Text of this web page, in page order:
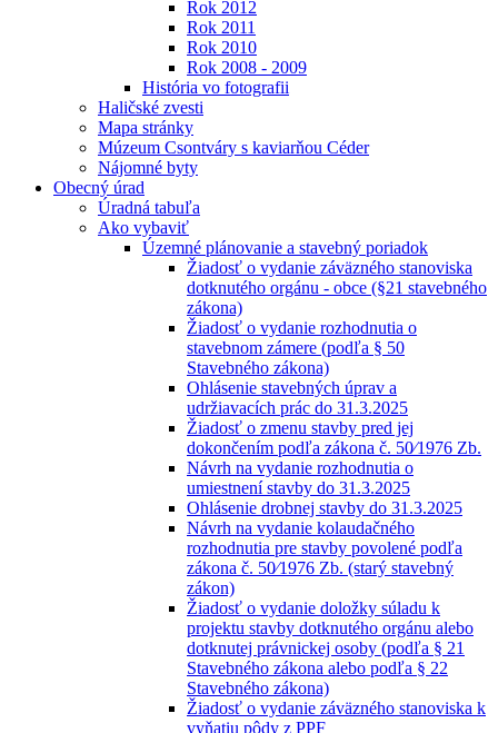
Rok 2012
Rok 2011
Rok 2010
Rok 2008 - 2009
História vo fotografii
Haličské zvesti
Mapa stránky
Múzeum Csontváry s kaviarňou Céder
Nájomné byty
Obecný úrad
Úradná tabuľa
Ako vybaviť
Územné plánovanie a stavebný poriadok
Žiadosť o vydanie záväzného stanoviska
dotknutého orgánu - obce (§21 stavebného
zákona)
Žiadosť o vydanie rozhodnutia o
stavebnom zámere (podľa § 50
Stavebného zákona)
Ohlásenie stavebných úprav a
udržiavacích prác do 31.3.2025
Žiadosť o zmenu stavby pred jej
dokončením podľa zákona č. 50⁄1976 Zb.
Návrh na vydanie rozhodnutia o
umiestnení stavby do 31.3.2025
Ohlásenie drobnej stavby do 31.3.2025
Návrh na vydanie kolaudačného
rozhodnutia pre stavby povolené podľa
zákona č. 50⁄1976 Zb. (starý stavebný
zákon)
Žiadosť o vydanie doložky súladu k
projektu stavby dotknutého orgánu alebo
dotknutej právnickej osoby (podľa § 21
Stavebného zákona alebo podľa § 22
Stavebného zákona)
Žiadosť o vydanie záväzného stanoviska k
vyňatiu pôdy z PPF